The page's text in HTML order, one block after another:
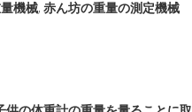
機械,赤ん坊の重量の測定機械